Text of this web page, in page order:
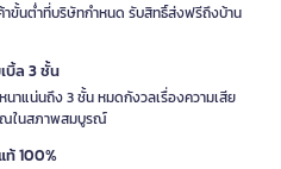
ขั้นต่ำที่บริษัทกำหนด รับสิทธิ์ส่งฟรีถึงบ้าน
บิ้ล 3 ชั้น
าแน่นถึง 3 ชั้น หมดกังวลเรื่องความเสีย
ณในสภาพสมบูรณ์
100%